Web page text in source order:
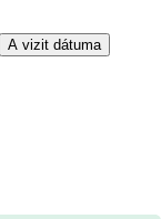
A vizit dátuma